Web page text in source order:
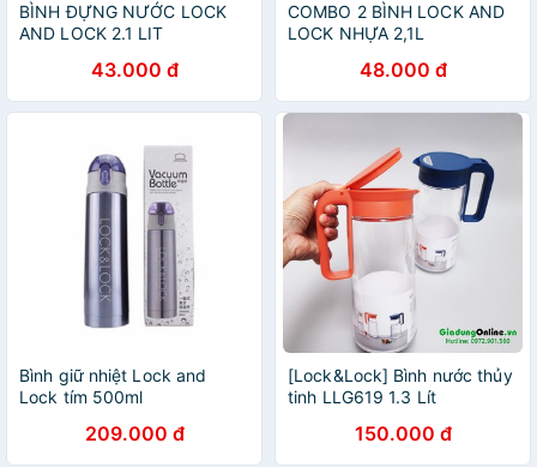
BÌNH ĐỰNG NƯỚC LOCK
AND LOCK 2.1 LIT
43.000 đ
COMBO 2 BÌNH LOCK AND
LOCK NHỰA 2,1L
48.000 đ
Bình giữ nhiệt Lock and
Lock tím 500ml
209.000 đ
[Lock&Lock] Bình nước thủy
tinh LLG619 1.3 Lít
150.000 đ